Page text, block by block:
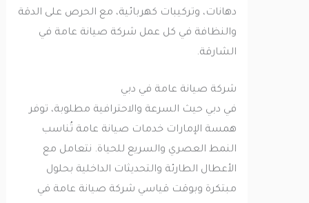
دهانات، وتركيبات كهربائية، مع الحرص على الدقة
والنظافة في كل عمل شركة صيانة عامة في
الشارقة.
شركة صيانة عامة في دبي
في دبي حيث السرعة والاحترافية مطلوبة، توفر
همسة الإمارات خدمات صيانة عامة تُناسب
النمط العصري والسريع للحياة. نتعامل مع
الأعطال الطارئة والتحديثات الداخلية بحلول
مبتكرة وبوقت قياسي شركة صيانة عامة في